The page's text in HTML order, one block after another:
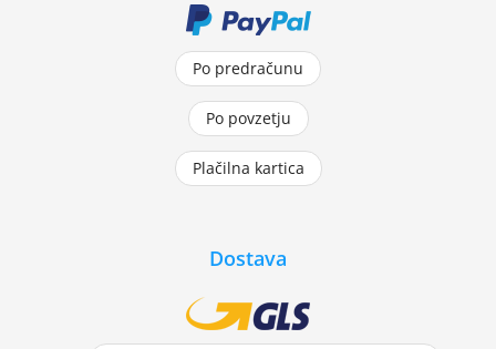
Po predračunu
Po povzetju
Plačilna kartica
Dostava